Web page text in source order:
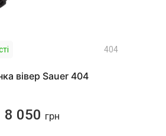
404
вівер Sauer 404
8 050 грн